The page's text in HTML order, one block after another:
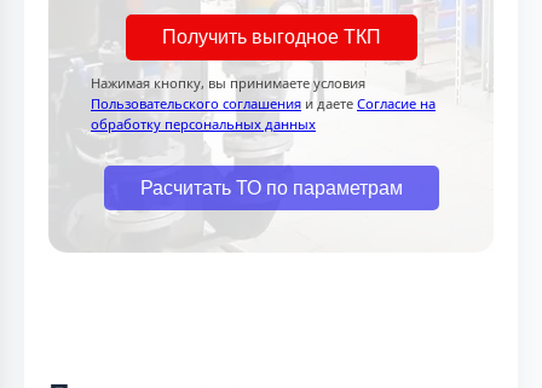
Получить выгодное ТКП
Нажимая кнопку, вы принимаете условия
Пользовательского соглашения и даете Согласие на
обработку персональных данных
Расчитать ТО по параметрам